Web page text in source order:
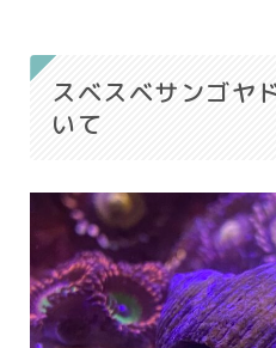
スベスベサンゴヤ
いて